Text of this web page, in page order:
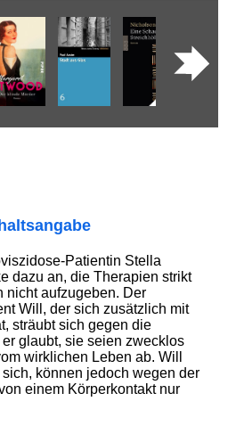
Patientin Stella
dazu an, die Therapien strikt
nicht aufzugeben. Der
Will, der sich zusätzlich mit
sträubt sich gegen die
glaubt, sie seien zwecklos
wirklichen Leben ab. Will
können jedoch wegen der
einem Körperkontakt nur